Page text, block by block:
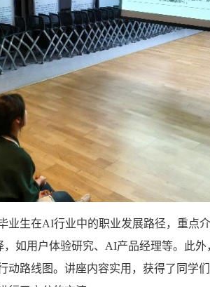
业生在AI行业中的职业发展路径，重点
如用户体验研究、AI产品经理等。此
动路线图。讲座内容实用，获得了同学